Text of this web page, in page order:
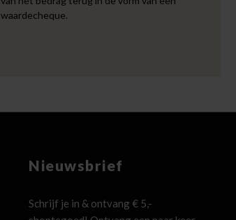
waardecheque.
Nieuwsbrief
Schrijf je in & ontvang € 5,-